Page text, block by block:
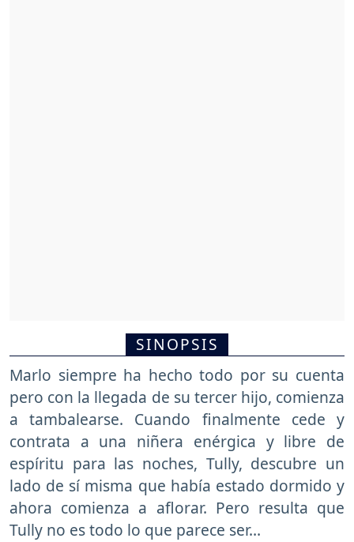
SINOPSIS
Marlo siempre ha hecho todo por su cuenta
pero con la llegada de su tercer hijo, comienza
a tambalearse. Cuando finalmente cede y
contrata a una niñera enérgica y libre de
espíritu para las noches, Tully, descubre un
lado de sí misma que había estado dormido y
ahora comienza a aflorar. Pero resulta que
Tully no es todo lo que parece ser…